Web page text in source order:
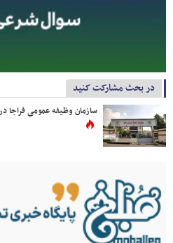
در بحث مشارکت کنید
سازمان وظیفه عمومی فراجا